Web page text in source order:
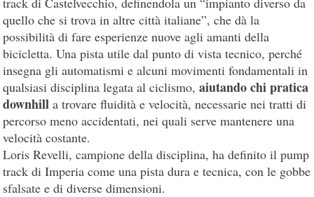
quello che si trova in altre città italiane”, che dà la
possibilità di fare esperienze nuove agli amanti della
bicicletta. Una pista utile dal punto di vista tecnico, perché
insegna gli automatismi e alcuni movimenti fondamentali in
qualsiasi disciplina legata al ciclismo,aiutando chi pratica
downhill a trovare fluidità e velocità, necessarie nei tratti di
percorso meno accidentati, nei quali serve mantenere una
velocità costante.
Loris Revelli, campione della disciplina, ha definito il pump
track di Imperia come una pista dura e tecnica, con le gobbe
sfalsate e di diverse dimensioni.